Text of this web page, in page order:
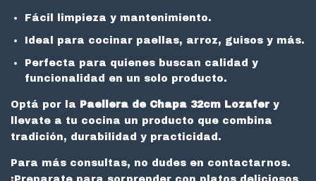
Fácil limpieza y mantenimiento.
Ideal para cocinar paellas, arroz, guisos y más.
Perfecta para quienes buscan calidad y
funcionalidad en un solo producto.
Optá por la Paellera de Chapa 32cm Lozafer y
llevate a tu cocina un producto que combina
tradición, durabilidad y practicidad.
Para más consultas, no dudes en contactarnos.